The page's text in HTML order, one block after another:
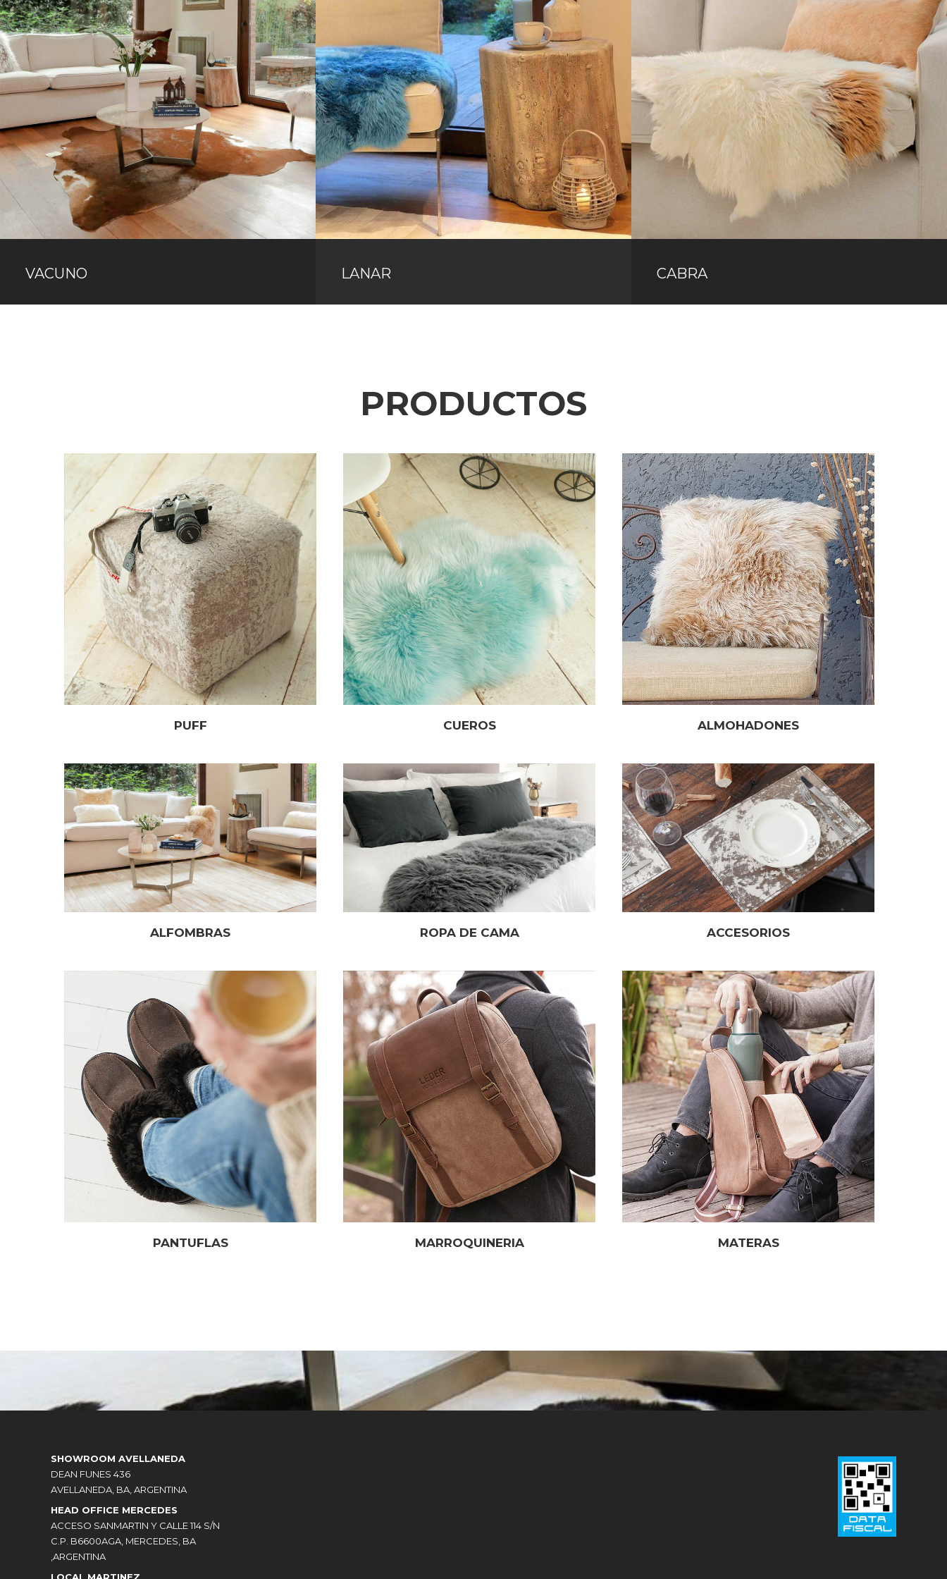
VACUNO LANAR CABRA
PRODUCTOS
PUFF CUEROS ALMOHADONES
ALFOMBRAS ROPA DE CAMA ACCESORIOS
PANTUFLAS MARROQUINERIA MATERAS
SHOWROOM AVELLANEDA
DEAN FUNES 436
AVELLANEDA, BA, ARGENTINA
HEAD OFFICE MERCEDES
ACCESO SANMARTIN Y CALLE 114 S/N
C.P. B6600AGA, MERCEDES, BA
,ARGENTINA